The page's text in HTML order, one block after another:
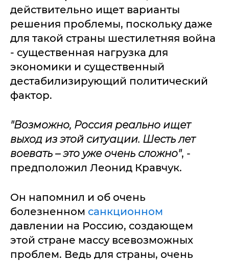
действительно ищет варианты
решения проблемы, поскольку даже
для такой страны шестилетняя война
- существенная нагрузка для
экономики и существенный
дестабилизирующий политический
фактор.
"Возможно, Россия реально ищет
выход из этой ситуации. Шесть лет
воевать – это уже очень сложно", -
предположил Леонид Кравчук.
Он напомнил и об очень
болезненном санкционном
давлении на Россию, создающем
этой стране массу всевозможных
проблем. Ведь для страны, очень